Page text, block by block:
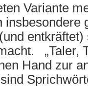
Variante
insbesondere
„Taler,
Hand zur